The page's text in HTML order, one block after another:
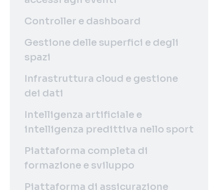
Controller e dashboard
Gestione delle superfici e degli
spazi
Infrastruttura cloud e gestione
dei dati
Intelligenza artificiale e
intelligenza predittiva nello sport
Piattaforma completa di
formazione e sviluppo
Piattaforma di assicurazione